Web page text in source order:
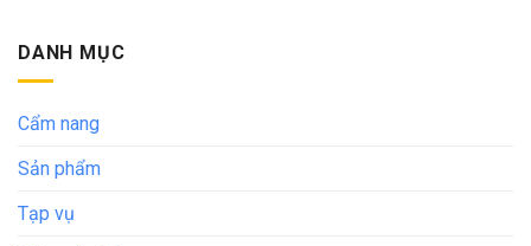
DANH MỤC
Cẩm nang
Sản phẩm
Tạp vụ